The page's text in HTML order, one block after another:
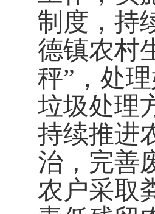
制度，持
德镇农村
秤” ，处
垃圾处理
持续推进
治，完善
农户采取